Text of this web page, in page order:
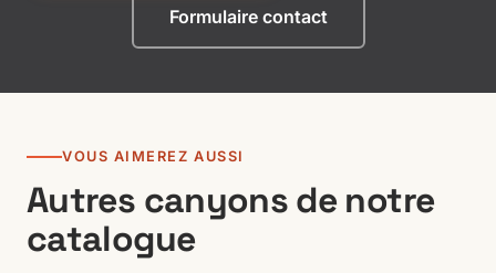
Formulaire contact
VOUS AIMEREZ AUSSI
Autres canyons de notre
catalogue